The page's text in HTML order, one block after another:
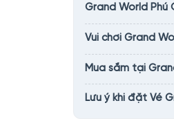
Grand World Phú
Vui chơi Grand
Mua sắm tại
Lưu ý khi đặt Vé